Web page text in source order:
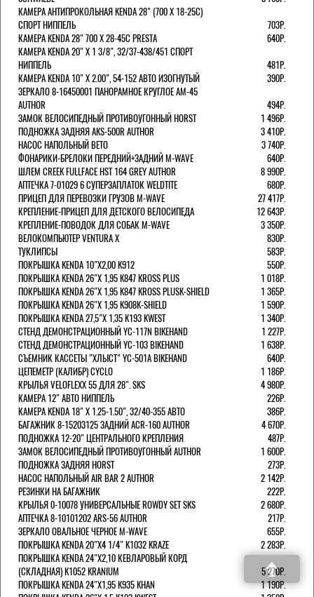
КАМЕРА АНТИПРОКОЛЬНАЯ KENDA 28" (700 Х 18-25C)
СПОРТ НИППЕЛЬ
703Р.
КАМЕРА KENDA 28" 700 Х 28-45С PRESTA
640Р.
КАМЕРА KENDA 20" Х 1 3/8", 32/37-438/451 СПОРТ
НИППЕЛЬ
481Р.
КАМЕРА KENDA 10" Х 2.00", 54-152 АВТО ИЗОГНУТЫЙ
390Р.
ЗЕРКАЛО 8-16450001 ПАНОРАМНОЕ КРУГЛОЕ AM-45
AUTHOR
494Р.
ЗАМОК ВЕЛОСИПЕДНЫЙ ПРОТИВОУГОННЫЙ HORST
1 496Р.
ПОДНОЖКА ЗАДНЯЯ AKS-500R AUTHOR
3 410Р.
НАСОС НАПОЛЬНЫЙ BETO
3 740Р.
ФОНАРИКИ-БРЕЛОКИ ПЕРЕДНИЙ+ЗАДНИЙ M-WAVE
640Р.
ШЛЕМ CREEK FULLFACE HST 164 GREY AUTHOR
8 990Р.
АПТЕЧКА 7-01029 6 СУПЕРЗАПЛАТОК WELDTITE
680Р.
ПРИЦЕП ДЛЯ ПЕРЕВОЗКИ ГРУЗОВ M-WAVE
27 417Р.
КРЕПЛЕНИЕ-ПРИЦЕП ДЛЯ ДЕТСКОГО ВЕЛОСИПЕДА
12 643Р.
КРЕПЛЕНИЕ-ПОВОДОК ДЛЯ СОБАК M-WAVE
3 350Р.
ВЕЛОКОМПЬЮТЕР VENTURA Х
830Р.
ТУКЛИПСЫ
583Р.
ПОКРЫШКА KENDA 10"Х2,00 K912
550Р.
ПОКРЫШКА KENDA 26"Х 1,95 K847 KROSS PLUS
1 018Р.
ПОКРЫШКА KENDA 26"Х 1,95 K847 KROSS PLUSK-SHIELD
1 365Р.
ПОКРЫШКА KENDA 26"Х 1,95 K908K-SHIELD
1 590Р.
ПОКРЫШКА KENDA 27,5"Х 1,35 K193 KWEST
1 340Р.
СТЕНД ДЕМОНСТРАЦИОННЫЙ YC-117N BIKEHAND
1 227Р.
СТЕНД ДЕМОНСТРАЦИОННЫЙ YC-103 BIKEHAND
1 638Р.
СЪЕМНИК КАССЕТЫ "ХЛЫСТ" YC-501A BIKEHAND
640Р.
ЦЕПЕМЕТР (КАЛИБР) CYCLO
1 186Р.
КРЫЛЬЯ VELOFLEXX 55 ДЛЯ 28". SKS
4 980Р.
КАМЕРА 12" АВТО НИППЕЛЬ
226Р.
КАМЕРА KENDA 18" Х 1.25-1.50", 32/40-355 АВТО
386Р.
БАГАЖНИК 8-15203125 ЗАДНИЙ ACR-160 AUTHOR
4 670Р.
ПОДНОЖКА 12-20" ЦЕНТРАЛЬНОГО КРЕПЛЕНИЯ
487Р.
ЗАМОК ВЕЛОСИПЕДНЫЙ ПРОТИВОУГОННЫЙ AUTHOR
1 600Р.
ПОДНОЖКА ЗАДНЯЯ HORST
273Р.
НАСОС НАПОЛЬНЫЙ AIR BAR 2 AUTHOR
2 142Р.
РЕЗИНКИ НА БАГАЖНИК
222Р.
КРЫЛЬЯ 0-10078 УНИВЕРСАЛЬНЫЕ ROWDY SET SKS
2 680Р.
АПТЕЧКА 8-10101202 ARS-56 AUTHOR
217Р.
ЗЕРКАЛО ОВАЛЬНОЕ ЧЕРНОЕ M-WAVE
655Р.
ПОКРЫШКА KENDA 20"Х4 1/4" K1032 KRAZE
2 283Р.
ПОКРЫШКА KENDA 24"Х2,10 КЕВЛАРОВЫЙ КОРД
(СКЛАДНАЯ) K1052 KRANIUM
5 270Р.
ПОКРЫШКА KENDA 24"Х1,95 K935 KHAN
1 190Р.